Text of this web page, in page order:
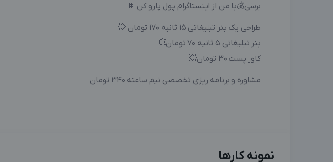
برسی💰با من از اینستاگرام پول پارو کن💵
طراحی یک بنر تبلیغاتی 15 ثانیه 170 تومان 💥
بنر تبلیغاتی ۵ ثانیه ۷۰ تومان💥
کاور پست 30 تومان💥
مشاوره و برنامه ریزی تخصصی نیم ساعته ۳۴۰ تومان
نمونه کارها